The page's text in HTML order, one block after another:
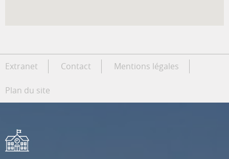
Extranet Contact Mentions légales
Plan du site